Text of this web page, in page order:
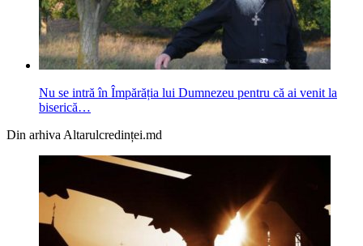
Nu se intră în Împărăția lui Dumnezeu pentru că ai venit la
biserică…
Din arhiva Altarulcredinței.md